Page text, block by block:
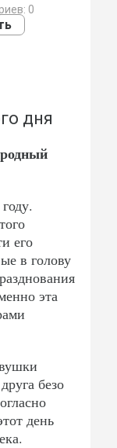
0
дня
его
в голову
эта
безо
день